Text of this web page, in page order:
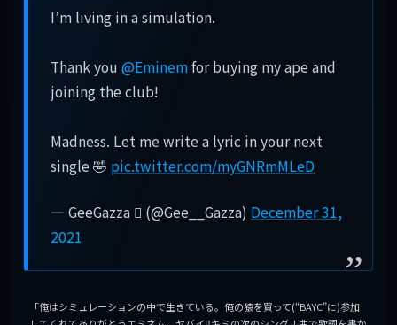
I’m living in a simulation.
Thank you @Eminemfor buying my ape and
joining the club!
Madness. Let me write a lyric in your next
single 🤣 pic.twitter.com/myGNRmMLeD
— GeeGazza  (@Gee__Gazza) December 31,
2021
「俺はシミュレーションの中で生きている。俺の猿を買って(“BAYC”に)参加